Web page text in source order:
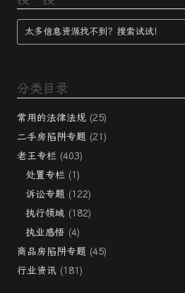
分类目录
常用的法律法规 (25)
二手房陷阱专题 (21)
老王专栏 (403)
处置专栏 (1)
诉讼专题 (122)
执行领域 (182)
执业感悟 (4)
商品房陷阱专题 (45)
行业资讯 (181)